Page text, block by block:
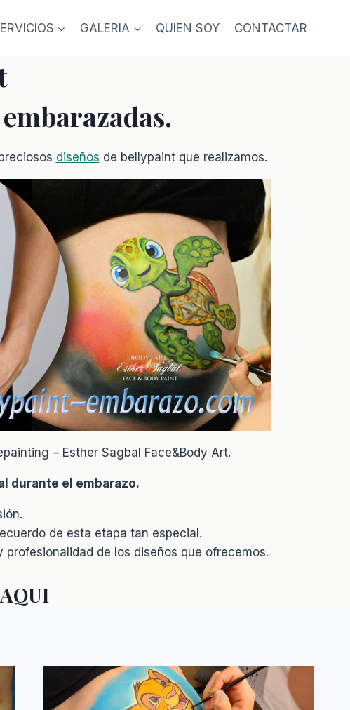
GALERIA QUIEN SOY CONTACTAR
diseños de bellypaint que realizamos.
– Esther Sagbal Face&Body Art.
durante el embarazo.
de esta etapa tan especial.
de los diseños que ofrecemos.